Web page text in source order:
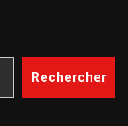
Rechercher